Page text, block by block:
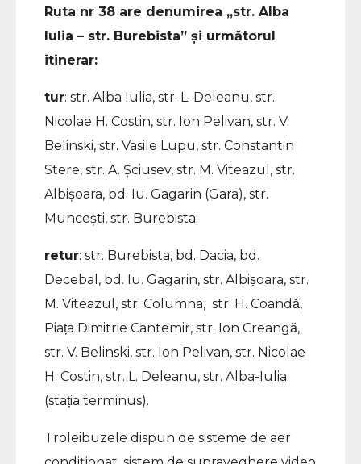
Ruta nr 38 are denumirea „str. Alba
Iulia – str. Burebista” și următorul
itinerar:
tur: str. Alba Iulia, str. L. Deleanu, str.
Nicolae H. Costin, str. Ion Pelivan, str. V.
Belinski, str. Vasile Lupu, str. Constantin
Stere, str. A. Șciusev, str. M. Viteazul, str.
Albișoara, bd. Iu. Gagarin (Gara), str.
Muncești, str. Burebista;
retur: str. Burebista, bd. Dacia, bd.
Decebal, bd. Iu. Gagarin, str. Albișoara, str.
M. Viteazul, str. Columna, str. H. Coandă,
Piața Dimitrie Cantemir, str. Ion Creangă,
str. V. Belinski, str. Ion Pelivan, str. Nicolae
H. Costin, str. L. Deleanu, str. Alba-Iulia
(stația terminus).
Troleibuzele dispun de sisteme de aer